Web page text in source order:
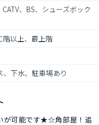
、BS、シューズボック
階以上、最上階
下水、駐車場あり
が可能です★☆角部屋！追